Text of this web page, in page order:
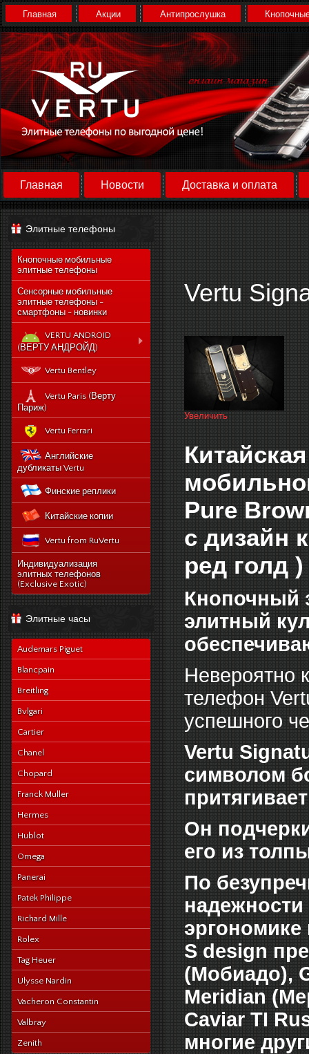
Главная Акции Антипрослушка
Главная Новости Доставка и оплата
Элитные телефоны
Кнопочные мобильные
элитные телефоны
Сенсорные мобильные
элитные телефоны -
смартфоны - новинки
VERTU ANDROID
(ВЕРТУ АНДРОЙД)
Новый Vertu Signature
New Touch
Vertu Constellation X duos
Sim - смартфон Верту
Констелейшен икс на две
сим карты
Vertu Signature touch
Vertu Aster (Верту Астер)
Vertu Ti
Vertu Constellation V
noviy-vertu-signature-
new-touch
catalog
543-vertu-signature-
touch-grape-lizard-
en
navy-alligator-en
category
175-novyj-vertu-
signature-new-touch
Vertu Bentley
Vertu Paris (Верту
Париж)
Vertu Ferrari
Английские
дубликаты Vertu
Финские реплики
Китайские копии
Vertu from RuVertu
Индивидуализация
элитных телефонов
(Exclusive Exotic)
Элитные часы
Audemars Piguet
Blancpain
Breitling
Bvlgari
Cartier
Chanel
Chopard
Franck Muller
Hermes
Hublot
Omega
Panerai
Patek Philippe
Richard Mille
Rolex
Tag Heuer
Ulysse Nardin
Vacheron Constantin
Valbray
Zenith
Vertu
Увеличить
Pure
с дизайн
ред голд )
Кнопочный
элитный
Невероятно
телефон
успешного
Vertu
символом
Он
его из
По
надежности
S design
(Мобиадо),
Meridian
Caviar TI
многие